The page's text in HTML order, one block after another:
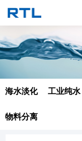
海水淡化 工业纯水
物料分离